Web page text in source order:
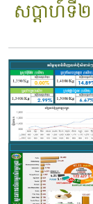
សប្តាហ៍ទី២